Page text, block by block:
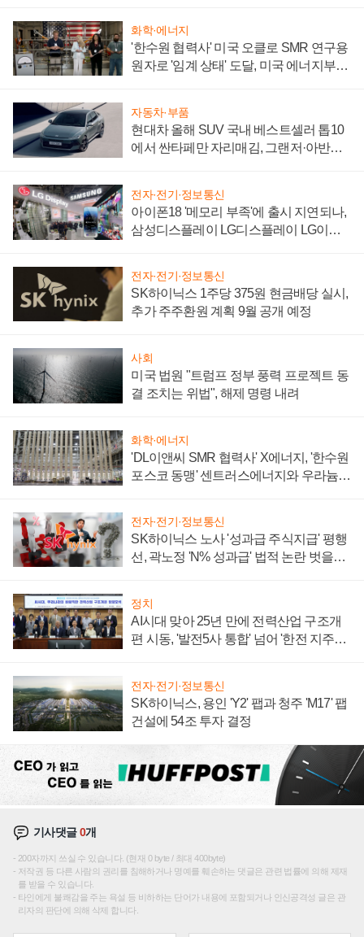
화학·에너지
'한수원 협력사' 미국 오클로 SMR 연구용
원자로 '임계 상태' 도달, 미국 에너지부
자동차·부품
현대차 올해 SUV 국내 베스트셀러 톱10
에서 싼타페만 자리매김, 그랜저·아반떼
전자·전기·정보통신
아이폰18 '메모리 부족'에 출시 지연되나,
삼성디스플레이 LG디스플레이 LG이노
전자·전기·정보통신
SK하이닉스 1주당 375원 현금배당 실시,
추가 주주환원 계획 9월 공개 예정
사회
미국 법원 "트럼프 정부 풍력 프로젝트 동
결 조치는 위법", 해제 명령 내려
화학·에너지
'DL이앤씨 SMR 협력사' X에너지, '한수원
포스코 동맹' 센트러스에너지와 우라늄
전자·전기·정보통신
SK하이닉스 노사 '성과급 주식지급' 평행
선, 곽노정 'N% 성과급' 법적 논란 벗을지
정치
AI시대 맞아 25년 만에 전력산업 구조개
편 시동, '발전5사 통합' 넘어 '한전 지주사'
전자·전기·정보통신
SK하이닉스, 용인 'Y2' 팹과 청주 'M17' 팹
건설에 54조 투자 결정
기사댓글0개
200자까지 쓰실 수 있습니다. (현재 0 byte / 최대 400byte)
저작권 등 다른 사람의 권리를 침해하거나 명예를 훼손하는 댓글은 관련 법률에 의해 제재
를 받을 수 있습니다.
타인에게 불쾌감을 주는 욕설 등 비하하는 단어가 내용에 포함되거나 인신공격성 글은 관
리자의 판단에 의해 삭제 합니다.